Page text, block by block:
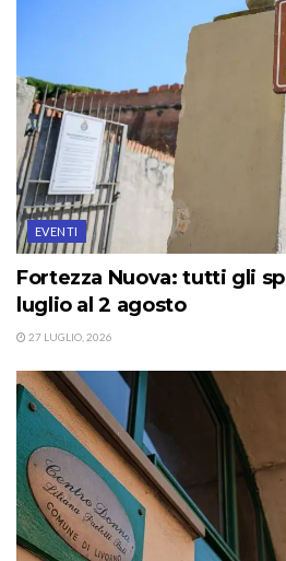
EVENTI
Fortezza Nuova: tutti gli
luglio al 2 agosto
27 LUGLIO, 2026